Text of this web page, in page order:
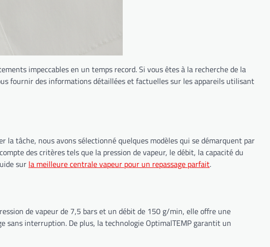
impeccables en un temps record. Si vous êtes à la recherche de la
fournir des informations détaillées et factuelles sur les appareils utilisant
tâche, nous avons sélectionné quelques modèles qui se démarquent par
des critères tels que la pression de vapeur, le débit, la capacité du
sur la meilleure centrale vapeur pour un repassage parfait.
de vapeur de 7,5 bars et un débit de 150 g/min, elle offre une
sans interruption. De plus, la technologie OptimalTEMP garantit un